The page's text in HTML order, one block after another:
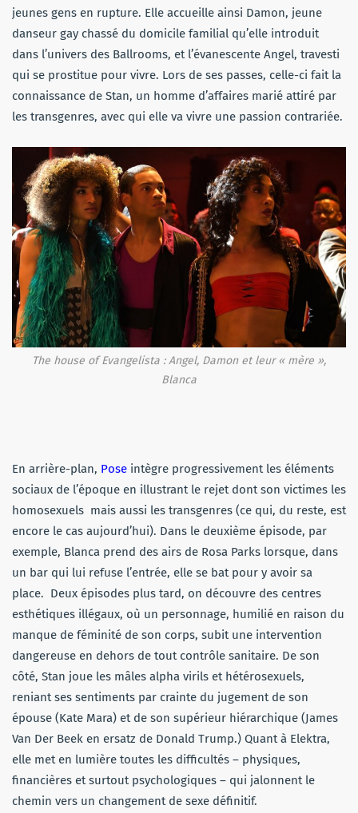
jeunes gens en rupture. Elle accueille ainsi Damon, jeune
danseur gay chassé du domicile familial qu’elle introduit
dans l’univers des Ballrooms, et l’évanescente Angel, travesti
qui se prostitue pour vivre. Lors de ses passes, celle-ci fait la
connaissance de Stan, un homme d’affaires marié attiré par
les transgenres, avec qui elle va vivre une passion contrariée.
The house of Evangelista : Angel, Damon et leur « mère »,
Blanca
En arrière-plan, Pose intègre progressivement les éléments
sociaux de l’époque en illustrant le rejet dont son victimes les
homosexuels mais aussi les transgenres (ce qui, du reste, est
encore le cas aujourd’hui). Dans le deuxième épisode, par
exemple, Blanca prend des airs de Rosa Parks lorsque, dans
un bar qui lui refuse l’entrée, elle se bat pour y avoir sa
place. Deux épisodes plus tard, on découvre des centres
esthétiques illégaux, où un personnage, humilié en raison du
manque de féminité de son corps, subit une intervention
dangereuse en dehors de tout contrôle sanitaire. De son
côté, Stan joue les mâles alpha virils et hétérosexuels,
reniant ses sentiments par crainte du jugement de son
épouse (Kate Mara) et de son supérieur hiérarchique (James
Van Der Beek en ersatz de Donald Trump.) Quant à Elektra,
elle met en lumière toutes les difficultés – physiques,
financières et surtout psychologiques – qui jalonnent le
chemin vers un changement de sexe définitif.